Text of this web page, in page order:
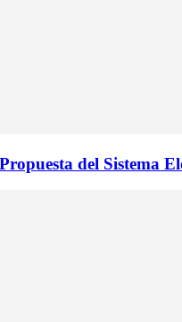
Propuesta del Sistema